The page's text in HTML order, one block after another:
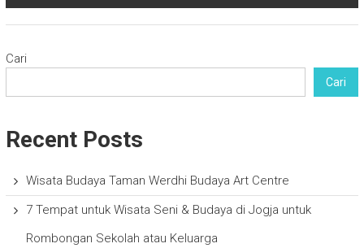
Cari
Cari
Recent Posts
Wisata Budaya Taman Werdhi Budaya Art Centre
7 Tempat untuk Wisata Seni & Budaya di Jogja untuk
Rombongan Sekolah atau Keluarga